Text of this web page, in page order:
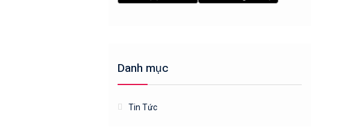
Danh mục
Tin Tức